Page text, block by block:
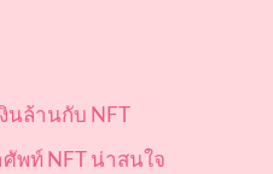
นล้านกับ NFT
พท์ NFT น่าสนใจ